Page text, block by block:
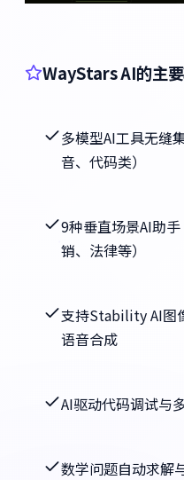
WayStars AI的主
多模型AI工具无缝
音、代码类）
9种垂直场景AI助
销、法律等）
支持Stability AI图
语音合成
AI驱动代码调试与
数学问题自动求解